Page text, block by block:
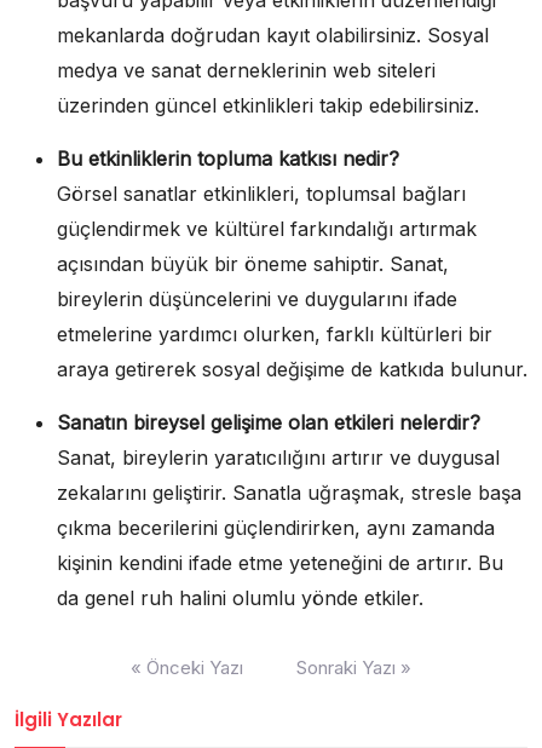
mekanlarda doğrudan kayıt olabilirsiniz. Sosyal
medya ve sanat derneklerinin web siteleri
üzerinden güncel etkinlikleri takip edebilirsiniz.
Bu etkinliklerin topluma katkısı nedir?
Görsel sanatlar etkinlikleri, toplumsal bağları
güçlendirmek ve kültürel farkındalığı artırmak
açısından büyük bir öneme sahiptir. Sanat,
bireylerin düşüncelerini ve duygularını ifade
etmelerine yardımcı olurken, farklı kültürleri bir
araya getirerek sosyal değişime de katkıda bulunur.
Sanatın bireysel gelişime olan etkileri nelerdir?
Sanat, bireylerin yaratıcılığını artırır ve duygusal
zekalarını geliştirir. Sanatla uğraşmak, stresle başa
çıkma becerilerini güçlendirirken, aynı zamanda
kişinin kendini ifade etme yeteneğini de artırır. Bu
da genel ruh halini olumlu yönde etkiler.
« Önceki Yazı Sonraki Yazı »
İlgili Yazılar